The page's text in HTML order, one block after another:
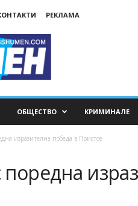
РЕКЛАМА
ОБЩЕСТВО КРИМИНАЛЕ
изразителна победа в Пристое